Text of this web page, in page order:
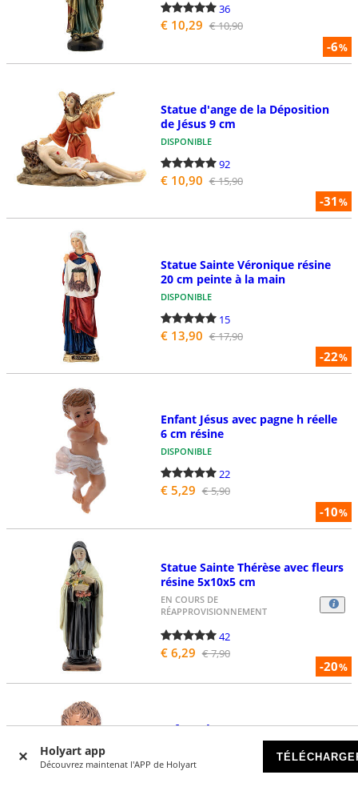
Holyart app
Découvrez maintenat l'APP de Holyart
-6%
36
€ 10,29 € 10,90
-31%
Statue d'ange de la Déposition
de Jésus 9 cm
DISPONIBLE
92
€ 10,90 € 15,90
-22%
Statue Sainte Véronique résine
20 cm peinte à la main
DISPONIBLE
15
€ 13,90 € 17,90
-10%
Enfant Jésus avec pagne h réelle
6 cm résine
DISPONIBLE
22
€ 5,29 € 5,90
-20%
Statue Sainte Thérèse avec fleurs
résine 5x10x5 cm
EN COURS DE
RÉAPPROVISIONNEMENT
42
€ 6,29 € 7,90
Enfant Jésus avec pagne pour
DISPONIBLE